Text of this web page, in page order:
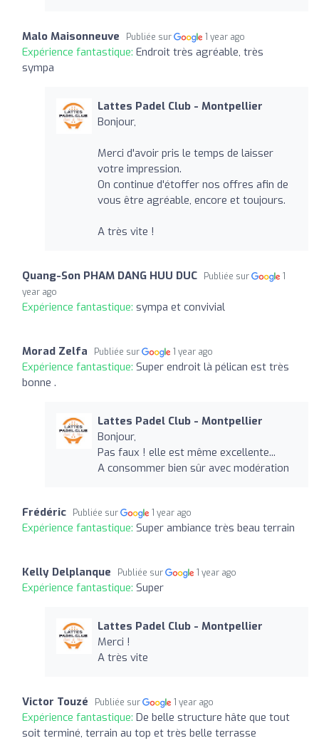
Malo Maisonneuve Publiée sur 1 year ago
Expérience fantastique: Endroit très agréable, très
sympa
Lattes Padel Club - Montpellier
Bonjour,
Merci d'avoir pris le temps de laisser
votre impression.
On continue d'étoffer nos offres afin de
vous être agréable, encore et toujours.
A très vite !
Quang-Son PHAM DANG HUU DUC Publiée sur
1
year ago
Expérience fantastique: sympa et convivial
Morad Zelfa Publiée sur 1 year ago
Expérience fantastique: Super endroit là pélican est très
bonne .
Lattes Padel Club - Montpellier
Bonjour,
Pas faux ! elle est même excellente...
A consommer bien sûr avec modération
Frédéric Publiée sur 1 year ago
Expérience fantastique: Super ambiance très beau terrain
Kelly Delplanque Publiée sur 1 year ago
Expérience fantastique: Super
Lattes Padel Club - Montpellier
Merci !
A très vite
Victor Touzé Publiée sur 1 year ago
Expérience fantastique: De belle structure hâte que tout
soit terminé, terrain au top et très belle terrasse